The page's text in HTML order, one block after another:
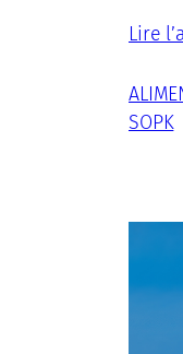
Lire
SOPK